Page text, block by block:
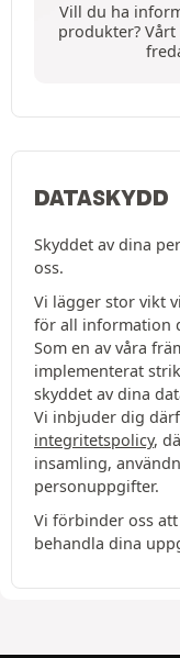
Vill du ha
produkter?
DATASKYDD
Skyddet av dina
oss.
Vi lägger stor vikt
för all information
Som en av våra
implementerat
skyddet av dina
Vi inbjuder dig
integritetspolicy,
insamling,
personuppgifter.
Vi förbinder oss
behandla dina